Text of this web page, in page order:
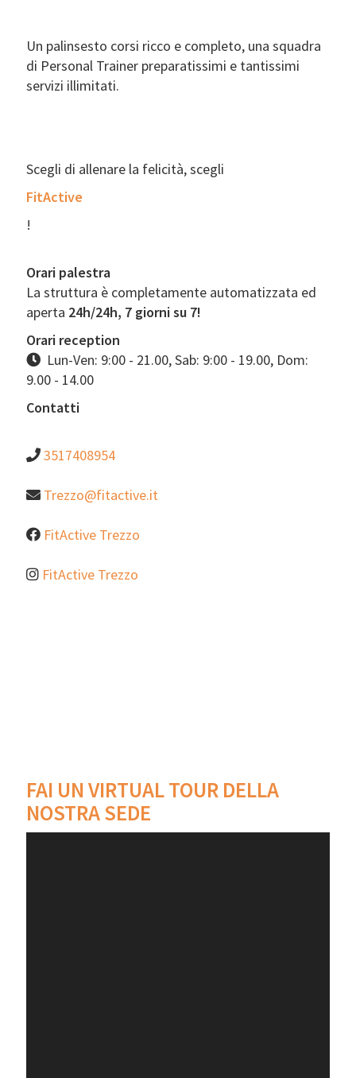
Un palinsesto corsi ricco e completo, una squadra
di Personal Trainer preparatissimi e tantissimi
servizi illimitati.
Scegli di allenare la felicità, scegli
FitActive
!
Orari palestra
La struttura è completamente automatizzata ed
aperta 24h/24h, 7 giorni su 7!
Orari reception
Lun-Ven: 9:00 - 21.00, Sab: 9:00 - 19.00, Dom:
9.00 - 14.00
Contatti
3517408954
Trezzo@fitactive.it
FitActive Trezzo
FitActive Trezzo
FAI UN VIRTUAL TOUR DELLA
NOSTRA SEDE